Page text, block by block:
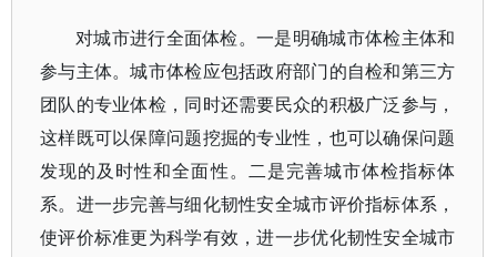
对城市进行全面体检。一是明确城市体检主体和
参与主体。城市体检应包括政府部门的自检和第三方
团队的专业体检，同时还需要民众的积极广泛参与，
这样既可以保障问题挖掘的专业性，也可以确保问题
发现的及时性和全面性。二是完善城市体检指标体
系。进一步完善与细化韧性安全城市评价指标体系，
使评价标准更为科学有效，进一步优化韧性安全城市